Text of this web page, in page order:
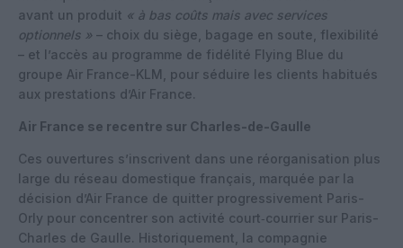
avant un produit « à bas coûts mais avec services
optionnels » – choix du siège, bagage en soute, flexibilité
– et l’accès au programme de fidélité Flying Blue du
groupe Air France-KLM, pour séduire les clients habitués
aux prestations d’Air France.
Air France se recentre sur Charles-de-Gaulle
Ces ouvertures s’inscrivent dans une réorganisation plus
large du réseau domestique français, marquée par la
décision d’Air France de quitter progressivement Paris-
Orly pour concentrer son activité court‑courrier sur Paris-
Charles de Gaulle. Historiquement, la compagnie